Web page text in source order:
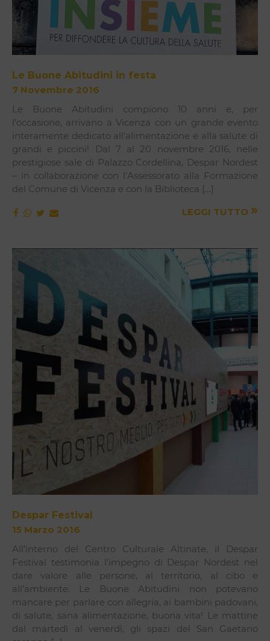
Le Buone Abitudini in festa
7 Novembre 2016
Le Buone Abitudini compiono 10 anni e, per
l’occasione, arrivano a Vicenza con un grande evento
interamente dedicato all’alimentazione e alla salute di
grandi e piccini! Dal 7 al 20 novembre 2016, nelle
prestigiose sale di Palazzo Cordellina, Despar Nordest
– in collaborazione con l’Assessorato alla Formazione
del Comune di Vicenza e con la Biblioteca […]
LEGGI TUTTO »
Despar Festival
15 Marzo 2016
All’interno del Centro Culturale Altinate, il Despar
Festival testimonia l’impegno di Despar Nordest nel
dare valore alle persone, al territorio, al cibo e
all’ambiente. Le Buone Abitudini non potevano
mancare per parlare con allegria, ai bambini padovani,
di salute, sana alimentazione, buona vita! Le mattine
dal martedì al venerdì, gli spazi del San Gaetano